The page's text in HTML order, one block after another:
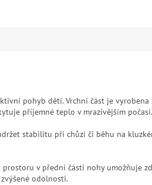
pohyb dětí. Vrchní část je
příjemné teplo v mrazivějším počasí.
stabilitu při chůzi či běhu na
v přední části nohy umožňuje
odolnosti.